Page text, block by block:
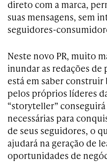
direto com a marca,
suas mensagens, sem
seguidores-
Neste novo PR, muito
inundar as redações de
está em saber construir
pelos próprios líderes
“storyteller”
necessárias para
de seus seguidores, o
ajudará na geração de
oportunidades de